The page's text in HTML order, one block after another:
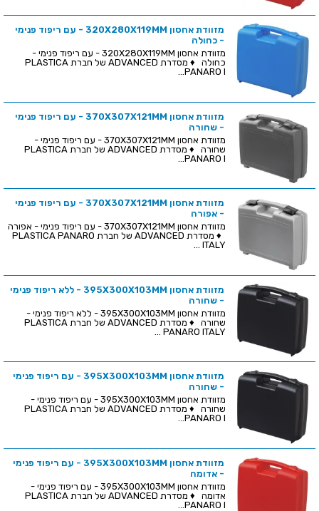
מזוודת אחסון 320X280X119MM - עם ריפוד פנימי
- כחולה
מזוודת אחסון 320X280X119MM - עם ריפוד פנימי -
כחולה ♦ מסדרת ADVANCED של חברת PLASTICA
PANARO I...
מזוודת אחסון 370X307X121MM - עם ריפוד פנימי
- שחורה
מזוודת אחסון 370X307X121MM - עם ריפוד פנימי -
שחורה ♦ מסדרת ADVANCED של חברת PLASTICA
PANARO I...
מזוודת אחסון 370X307X121MM - עם ריפוד פנימי
- אפורה
מזוודת אחסון 370X307X121MM - עם ריפוד פנימי - אפורה
♦ מסדרת ADVANCED של חברת PLASTICA PANARO
ITALY ...
מזוודת אחסון 395X300X103MM - ללא ריפוד פנימי
- שחורה
מזוודת אחסון 395X300X103MM - ללא ריפוד פנימי -
שחורה ♦ מסדרת ADVANCED של חברת PLASTICA
PANARO ITALY ...
מזוודת אחסון 395X300X103MM - עם ריפוד פנימי
- שחורה
מזוודת אחסון 395X300X103MM - עם ריפוד פנימי -
שחורה ♦ מסדרת ADVANCED של חברת PLASTICA
PANARO I...
מזוודת אחסון 395X300X103MM - עם ריפוד פנימי
- אדומה
מזוודת אחסון 395X300X103MM - עם ריפוד פנימי -
אדומה ♦ מסדרת ADVANCED של חברת PLASTICA
PANARO I...